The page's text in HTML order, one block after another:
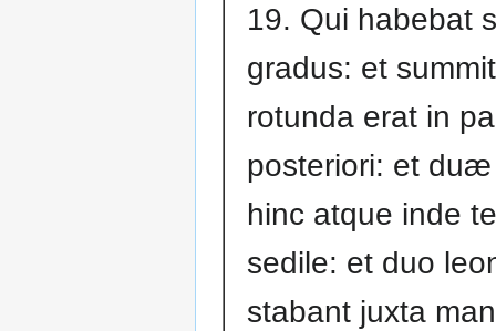
19. Qui habebat
gradus: et
rotunda erat in
posteriori: et
hinc atque inde
sedile: et duo
stabant juxta